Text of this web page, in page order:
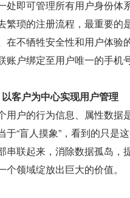
处即可管理所有用户身份体
繁琐的注册流程，最重要的
在不牺牲安全性和用户体验
账户绑定至用户唯一的手机
以客户为中心实现用户管理
用户的行为信息、属性数据
于“盲人摸象”，看到的只是
串联起来，消除数据孤岛，
个领域绽放出巨大的价值。